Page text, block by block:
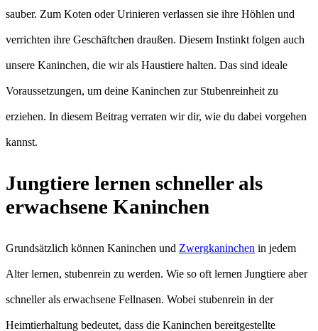
sauber. Zum Koten oder Urinieren verlassen sie ihre Höhlen und
verrichten ihre Geschäftchen draußen. Diesem Instinkt folgen auch
unsere Kaninchen, die wir als Haustiere halten. Das sind ideale
Voraussetzungen, um deine Kaninchen zur Stubenreinheit zu
erziehen. In diesem Beitrag verraten wir dir, wie du dabei vorgehen
kannst.
Jungtiere lernen schneller als
erwachsene Kaninchen
Grundsätzlich können Kaninchen und Zwergkaninchen in jedem
Alter lernen, stubenrein zu werden. Wie so oft lernen Jungtiere aber
schneller als erwachsene Fellnasen. Wobei stubenrein in der
Heimtierhaltung bedeutet, dass die Kaninchen bereitgestellte